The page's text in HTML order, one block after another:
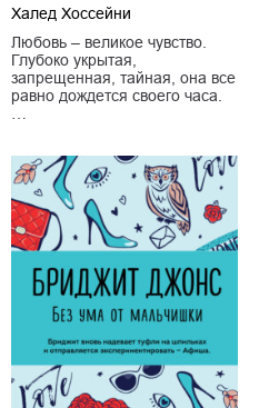
Халед Хоссейни
Любовь – великое чувство.
Глубоко укрытая,
запрещенная, тайная, она все
равно дождется своего часа.